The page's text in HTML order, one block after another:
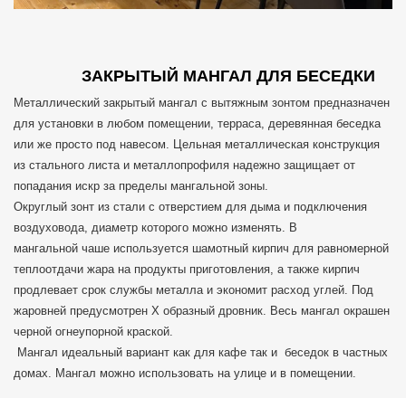
ЗАКРЫТЫЙ МАНГАЛ ДЛЯ БЕСЕДКИ
Металлический закрытый мангал с вытяжным зонтом предназначен
для установки в любом помещении, терраса, деревянная беседка
или же просто под навесом. Цельная металлическая конструкция
из стального листа и металлопрофиля надежно защищает от
попадания искр за пределы мангальной зоны.
Округлый зонт из стали с отверстием для дыма и подключения
воздуховода, диаметр которого можно изменять. В
мангальной чаше используется шамотный кирпич для равномерной
теплоотдачи жара на продукты приготовления, а также кирпич
продлевает срок службы металла и экономит расход углей. Под
жаровней предусмотрен Х образный дровник. Весь мангал окрашен
черной огнеупорной краской.
Мангал идеальный вариант как для кафе так и беседок в частных
домах. Мангал можно использовать на улице и в помещении.